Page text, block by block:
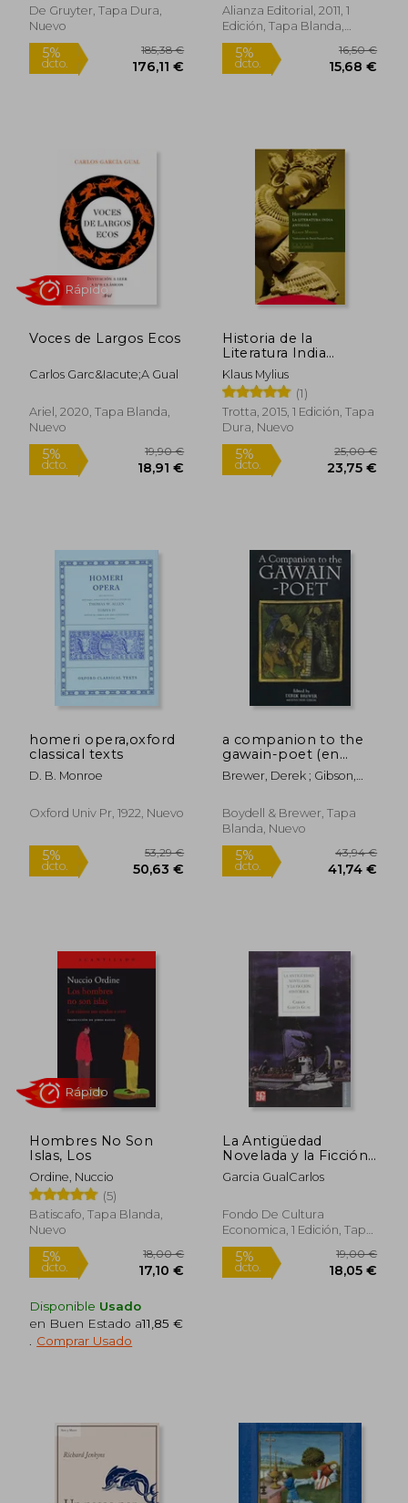
De Gruyter, Tapa Dura,
Nuevo
5%
dcto. 176,11 €
Alianza Editorial, 2011, 1
Edición, Tapa Blanda,
Nuevo
5%
dcto.
Rápido
Voces de Largos Ecos
Carlos Garc&Iacute;A Gual
Ariel, 2020, Tapa Blanda,
Nuevo
dcto.
Rápido
Historia de la
Literatura India
Antigua
Klaus Mylius
(1)
Trotta, 2015, 1 Edición, Tapa
Dura, Nuevo
5%
dcto.
homeri opera,oxford
classical texts
D. B. Monroe
Oxford Univ Pr, 1922, Nuevo
a companion to the
gawain-poet (en
Inglés)
Brewer, Derek ; Gibson,
Boydell & Brewer, Tapa
Blanda, Nuevo
Hombres No Son
Islas, Los
Ordine, Nuccio
(5)
Batiscafo, Tapa Blanda,
Nuevo
Disponible Usado
en Buen Estado a11,85 €
Comprar Usado
La Antigüedad
Novelada y la Ficción
Histórica
Garcia GualCarlos
Fondo De Cultura
Economica, 1 Edición, Tapa
Blanda, Nuevo